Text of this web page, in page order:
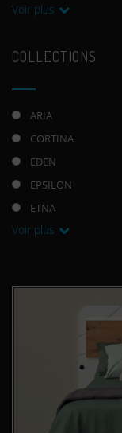
Voir plus
COLLECTIONS
ARIA
CORTINA
EDEN
EPSILON
ETNA
Voir plus